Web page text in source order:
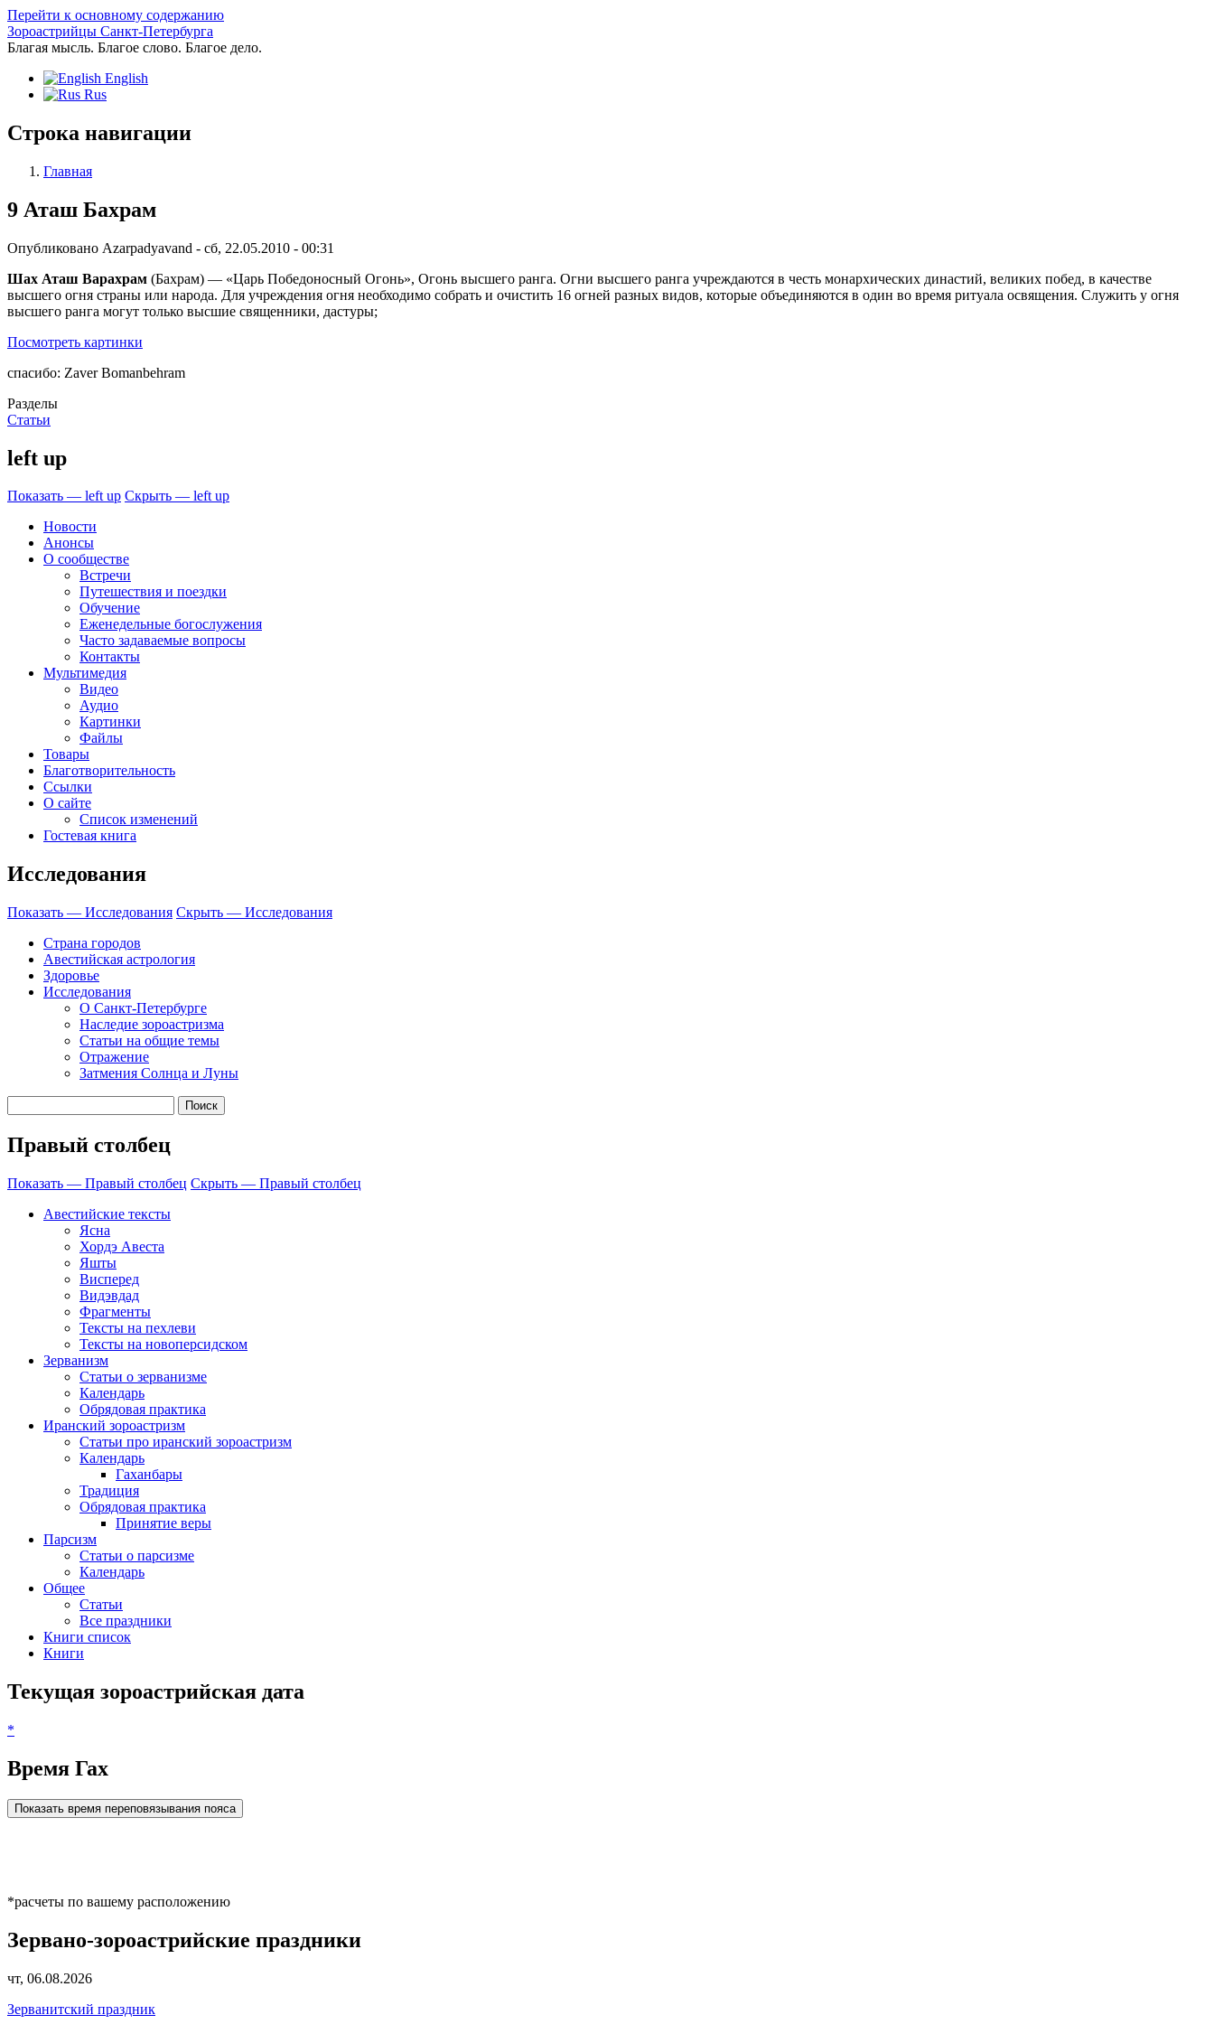
Перейти к основному содержанию
Зороастрийцы Санкт-Петербурга
Благая мысль. Благое слово. Благое дело.
English
Rus
Строка навигации
Главная
9 Аташ Бахрам
Опубликовано Azarpadyavand - сб, 22.05.2010 - 00:31
Шах Аташ Варахрам (Бахрам) — «Царь Победоносный Огонь», Огонь высшего ранга. Огни высшего ранга учреждаются в честь монархических династий, великих побед, в качестве
высшего огня страны или народа. Для учреждения огня необходимо собрать и очистить 16 огней разных видов, которые объединяются в один во время ритуала освящения. Служить у огня
высшего ранга могут только высшие священники, дастуры;
Посмотреть картинки
спасибо: Zaver Bomanbehram
Разделы
Статьи
left up
Показать — left up Скрыть — left up
Новости
Анонсы
О сообществе
Встречи
Путешествия и поездки
Обучение
Еженедельные богослужения
Часто задаваемые вопросы
Контакты
Мультимедия
Видео
Аудио
Картинки
Файлы
Товары
Благотворительность
Ссылки
О сайте
Список изменений
Гостевая книга
Исследования
Показать — Исследования Скрыть — Исследования
Страна городов
Авестийская астрология
Здоровье
Исследования
О Санкт-Петербурге
Наследие зороастризма
Cтатьи на общие темы
Отражение
Затмения Солнца и Луны
Правый столбец
Показать — Правый столбец Скрыть — Правый столбец
Авестийские тексты
Ясна
Хордэ Авеста
Яшты
Висперед
Видэвдад
Фрагменты
Тексты на пехлеви
Тексты на новоперсидском
Зерванизм
Статьи о зерванизме
Календарь
Обрядовая практика
Иранский зороастризм
Статьи про иранский зороастризм
Календарь
Гаханбары
Традиция
Обрядовая практика
Принятие веры
Парсизм
Статьи о парсизме
Календарь
Общее
Статьи
Все праздники
Книги список
Книги
Текущая зороастрийская дата
*
Время Гах
Показать время переповязывания пояса
*расчеты по вашему расположению
Зервано-зороастрийские праздники
чт, 06.08.2026
Зерванитский праздник